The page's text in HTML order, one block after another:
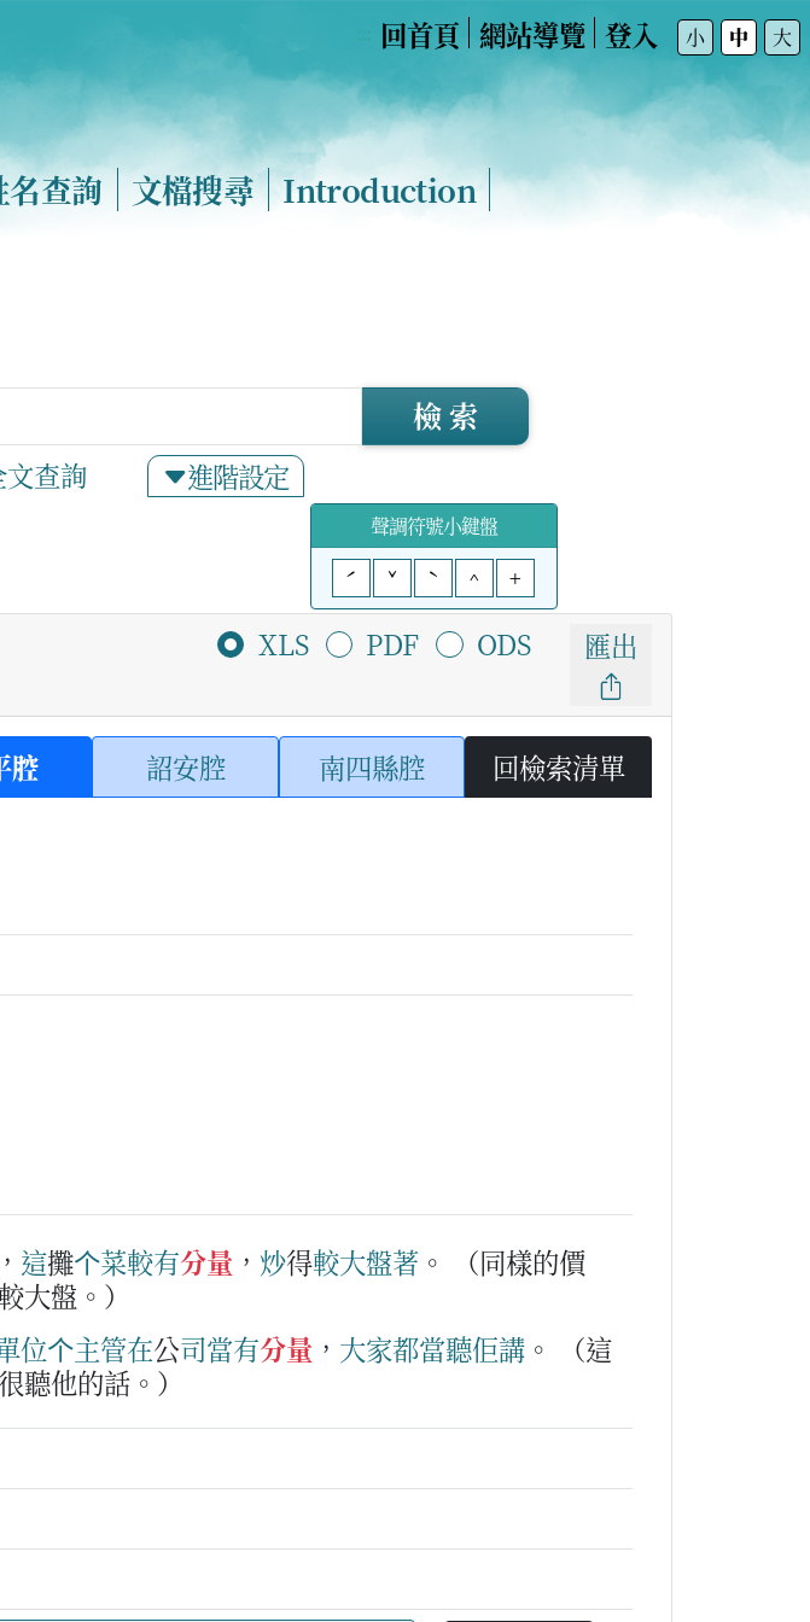
回首頁 網站導覽 登入 小 中 大
名查詢 文檔搜尋 Introduction
文查詢 進階設定
檢 索
聲調符號小鍵盤
ˊ
ˇ ˋ ^ +
XLS PDF ODS 匯出
腔 詔安腔 南四縣腔 回檢索清單
， 這攤个菜較有分量 ， 炒得較大盤著 。
（同樣的價
大盤。）
位个主管在公司當有分量 ， 大家都當聽佢講 。
（這
聽他的話。）